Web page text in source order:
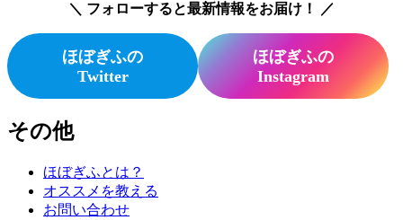
＼ フォローすると最新情報をお届け！ ／
ほぼぎふの
Twitter
ほぼぎふの
Instagram
その他
ほぼぎふとは？
オススメを教える
お問い合わせ